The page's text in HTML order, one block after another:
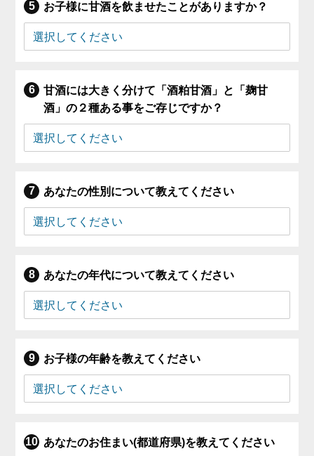
お子様に甘酒を飲ませたことがありますか？
甘酒には大きく分けて「酒粕甘酒」と「麹甘
酒」の２種ある事をご存じですか？
あなたの性別について教えてください
あなたの年代について教えてください
お子様の年齢を教えてください
あなたのお住まい(都道府県)を教えてください